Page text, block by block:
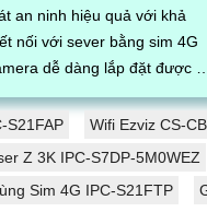
an ninh hiệu quả với khả
nối với sever bằng sim 4G
dễ dàng lắp đặt được ở
không có mạng. Camera
S21FAP
Wifi Ezviz CS-
Z 3K IPC-S7DP-5M0WEZ
Sim 4G IPC-S21FTP